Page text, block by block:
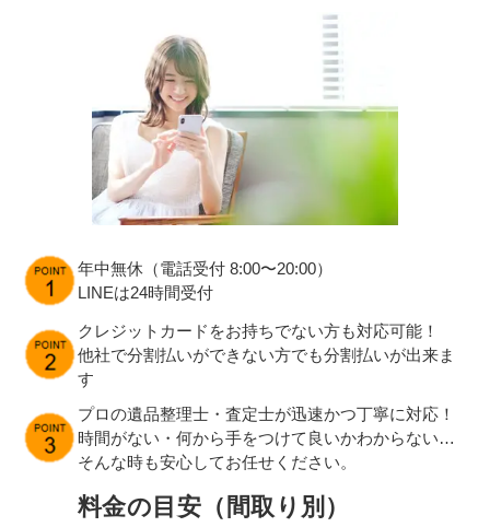
年中無休（電話受付 8:00〜20:00）
LINEは24時間受付
クレジットカードをお持ちでない方も対応可能！
他社で分割払いができない方でも分割払いが出来ま
す
プロの遺品整理士・査定士が迅速かつ丁寧に対応！
時間がない・何から手をつけて良いかわからない…
そんな時も安心してお任せください。
料金の目安（間取り別）